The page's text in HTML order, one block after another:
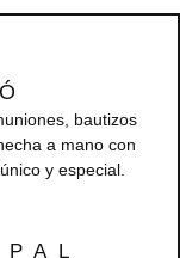
bautizos
a mano con
y especial.